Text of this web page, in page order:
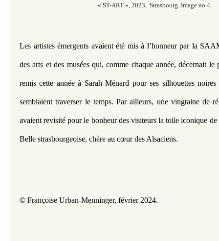
« ST-ART », 2023, Strasbourg. Image no 4.
Les artistes émergents avaient été mis à l’honneur par la
des arts et des musées qui, comme chaque année, décernait
remis cette année à Sarah Ménard pour ses silhouettes
semblaient traverser le temps. Par ailleurs, une vingtaine de
avaient revisité pour le bonheur des visiteurs la toile iconique
Belle strasbourgeoise, chère au cœur des Alsaciens.
© Françoise Urban-Menninger, février 2024.